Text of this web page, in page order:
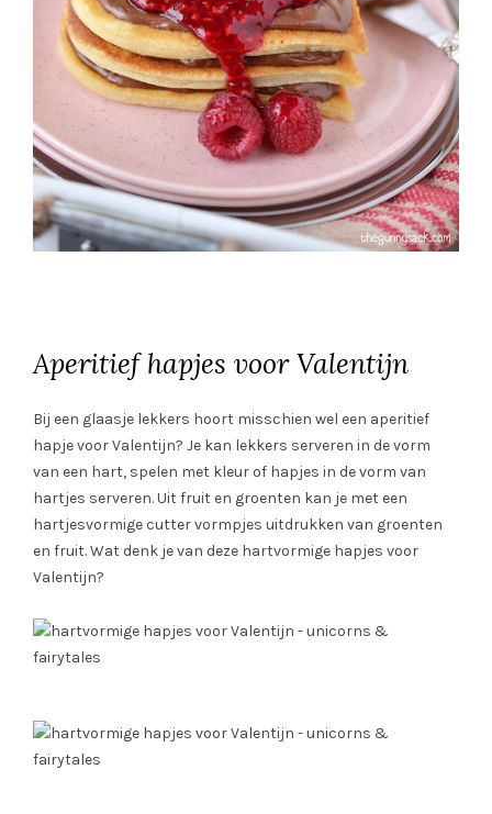
Aperitief hapjes voor Valentijn
Bij een glaasje lekkers hoort misschien wel een aperitief
hapje voor Valentijn? Je kan lekkers serveren in de vorm
van een hart, spelen met kleur of hapjes in de vorm van
hartjes serveren. Uit fruit en groenten kan je met een
hartjesvormige cutter vormpjes uitdrukken van groenten
en fruit. Wat denk je van deze hartvormige hapjes voor
Valentijn?